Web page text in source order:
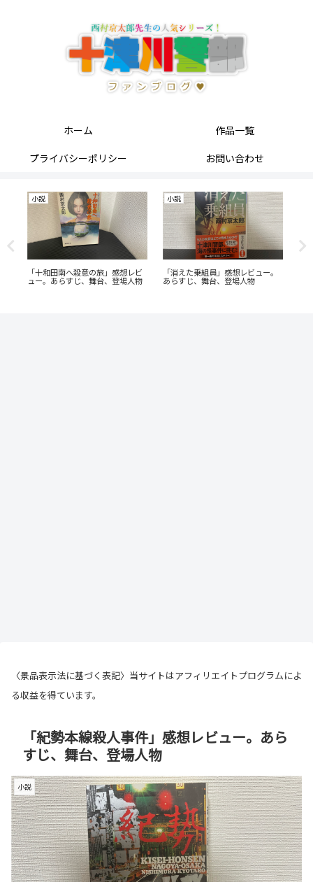
ホーム
作品一覧
プライバシーポリシー
お問い合わせ
小説
「十和田南へ殺意の旅」感想レビ
ュー。あらすじ、舞台、登場人物
小説
「消えた乗組員」感想レビュー。
あらすじ、舞台、登場人物
〈景品表示法に基づく表記〉当サイトはアフィリエイトプログラムによ
る収益を得ています。
「紀勢本線殺人事件」感想レビュー。あら
すじ、舞台、登場人物
小説